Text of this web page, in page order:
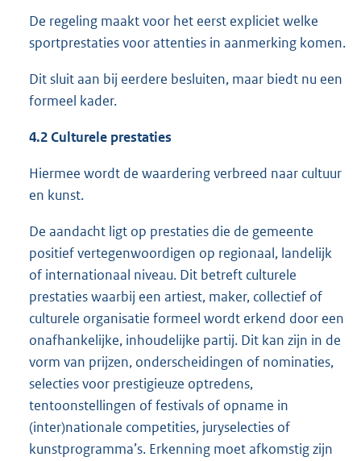
De regeling maakt voor het eerst expliciet welke
sportprestaties voor attenties in aanmerking komen.
Dit sluit aan bij eerdere besluiten, maar biedt nu een
formeel kader.
4.2 Culturele prestaties
Hiermee wordt de waardering verbreed naar cultuur
en kunst.
De aandacht ligt op prestaties die de gemeente
positief vertegenwoordigen op regionaal, landelijk
of internationaal niveau. Dit betreft culturele
prestaties waarbij een artiest, maker, collectief of
culturele organisatie formeel wordt erkend door een
onafhankelijke, inhoudelijke partij. Dit kan zijn in de
vorm van prijzen, onderscheidingen of nominaties,
selecties voor prestigieuze optredens,
tentoonstellingen of festivals of opname in
(inter)nationale competities, juryselecties of
kunstprogramma’s. Erkenning moet afkomstig zijn